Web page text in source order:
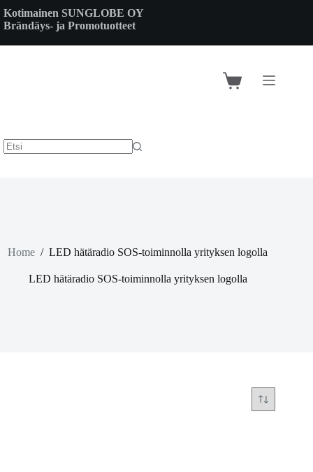
to
content
Kotimainen SUNGLOBE OY
Brändäys- ja Promotuotteet
Shopping
Home / LED hätäradio SOS-toiminnolla yrityksen logolla
LED hätäradio SOS-toiminnolla yrityksen logolla